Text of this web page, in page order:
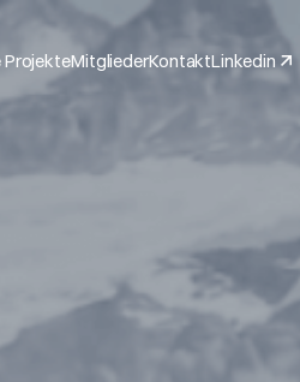
ProjekteMitgliederKontaktLinkedin